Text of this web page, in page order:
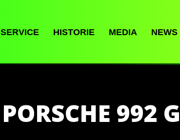
SERVICE HISTORIE MEDIA NEWS
PORSCHE 992